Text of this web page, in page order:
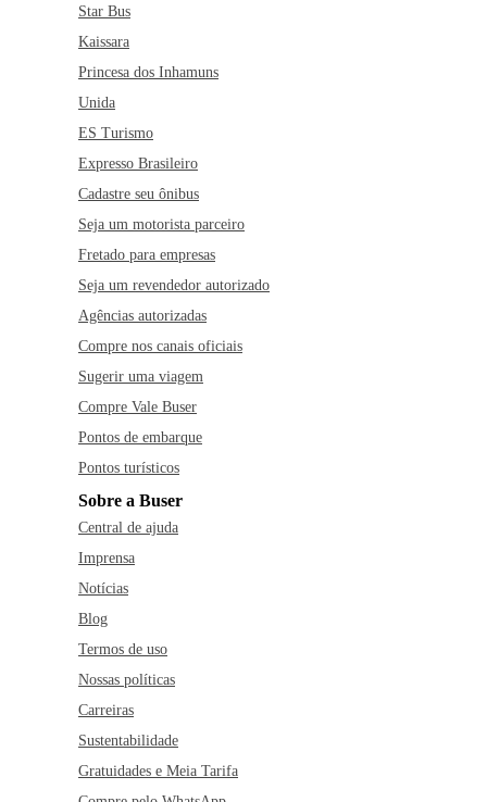
Star Bus
Kaissara
Princesa dos Inhamuns
Unida
ES Turismo
Expresso Brasileiro
Cadastre seu ônibus
Seja um motorista parceiro
Fretado para empresas
Seja um revendedor autorizado
Agências autorizadas
Compre nos canais oficiais
Sugerir uma viagem
Compre Vale Buser
Pontos de embarque
Pontos turísticos
Sobre a Buser
Central de ajuda
Imprensa
Notícias
Blog
Termos de uso
Nossas políticas
Carreiras
Sustentabilidade
Gratuidades e Meia Tarifa